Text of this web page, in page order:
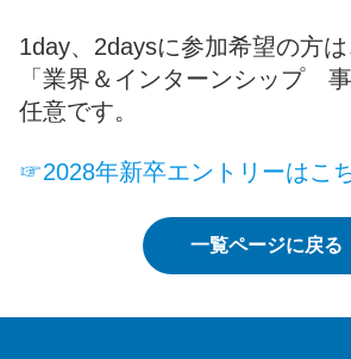
1day、2daysに参加希望の方は
「業界＆インターンシップ
任意です。
☞2028年新卒エントリーはこ
一覧ページに戻る